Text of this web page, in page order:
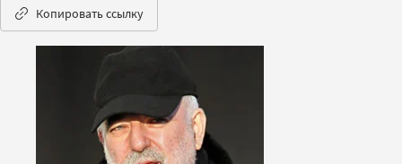
Копировать ссылку